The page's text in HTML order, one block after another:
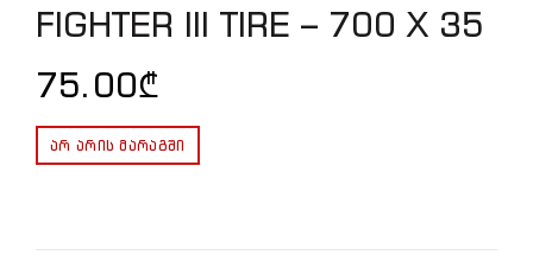
FIGHTER III TIRE – 700 X 35
75.00₾
ᲐᲠ ᲐᲠᲘᲡ ᲛᲐᲠᲐᲒᲨᲘ